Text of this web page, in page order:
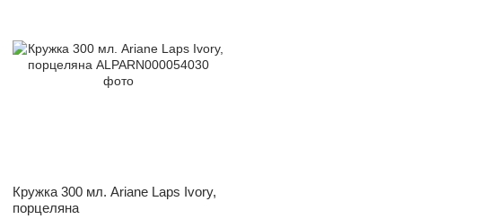
Кружка 300 мл. Ariane Laps Ivory,
порцеляна